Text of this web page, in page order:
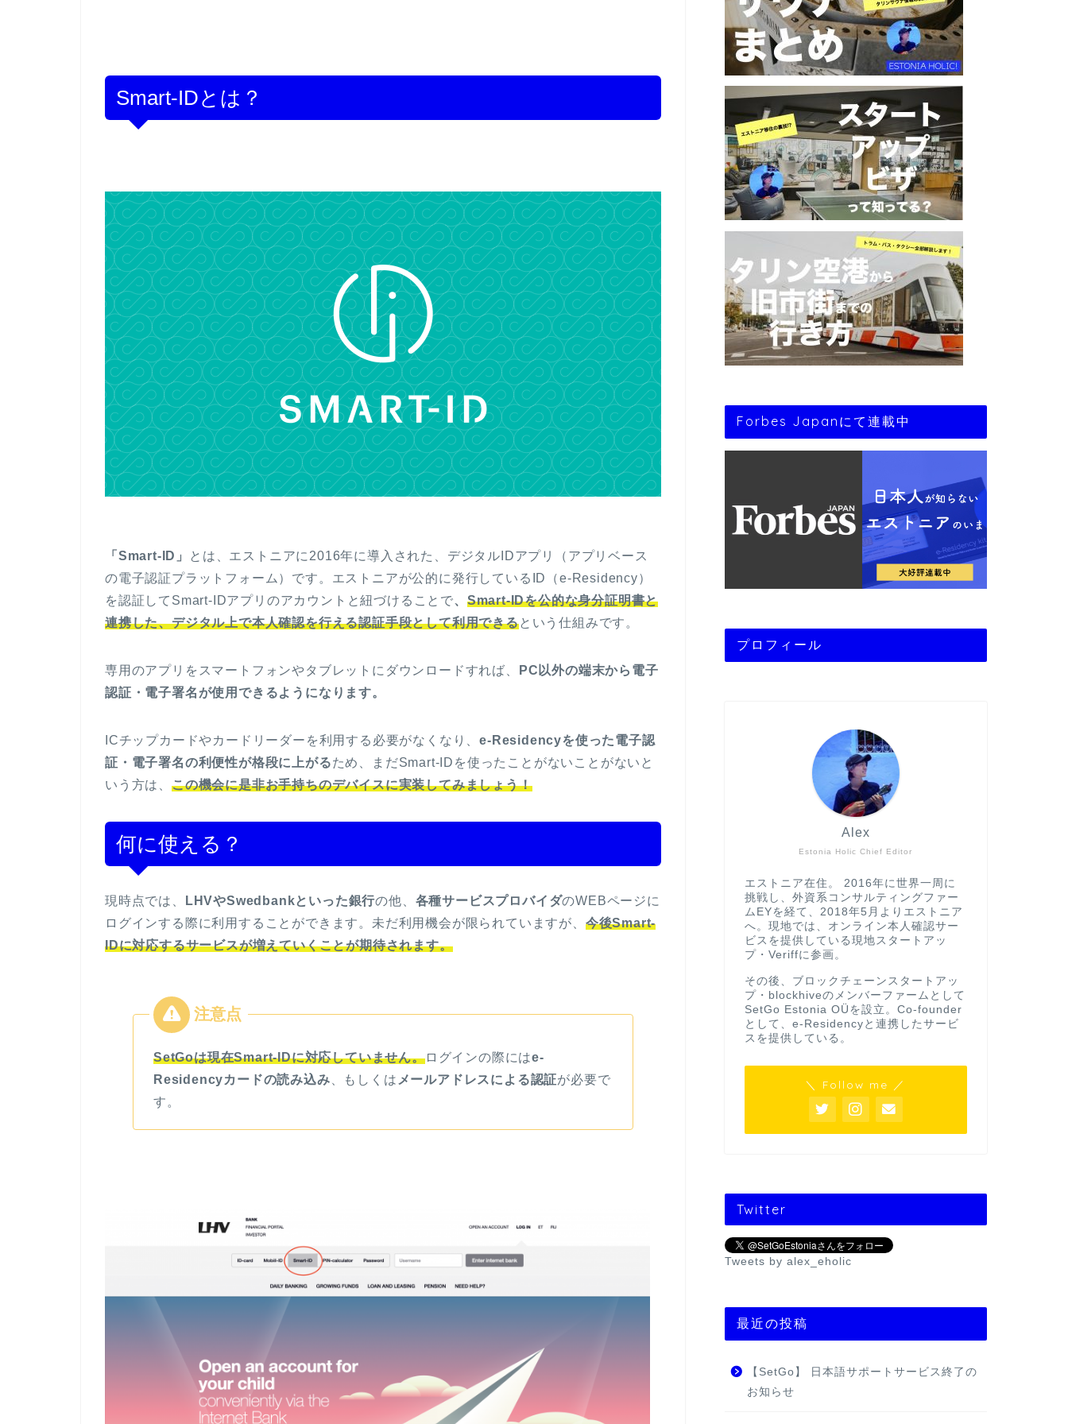
Smart-IDとは？
「Smart-ID」
とは、エストニアに2016年に導入された、デジタルIDアプリ（アプリベース
の電子認証プラットフォーム）です。エストニアが公的に発行しているID（e-Residency）
を認証してSmart-IDアプリのアカウントと紐づけることで、 Smart-IDを公的な身分証明書と
連携した、デジタル上で本人確認を行える認証手段として利用できるという仕組みです。
専用のアプリをスマートフォンやタブレットにダウンロードすれば、
PC以外の端末から電子
認証・電子署名が使用できるようになります。
ICチップカードやカードリーダーを利用する必要がなくなり、e-Residencyを使った電子認
証・電子署名の利便性が格段に上がるため、まだSmart-IDを使ったことがないことがないと
いう方は、 この機会に是非お手持ちのデバイスに実装してみましょう！
何に使える？
現時点では、 LHVやSwedbankといった銀行の他、 各種サービスプロバイダのWEBページに
ログインする際に利用することができます。未だ利用機会が限られていますが、 今後Smart-
IDに対応するサービスが増えていくことが期待されます。
SetGoは現在Smart-IDに対応していません。ログインの際にはe-
Residencyカードの読み込み 、もしくは メールアドレスによる認証が必要で
す。
Forbes Japanにて連載中
プロフィール
Estonia Holic Chief Editor
Alex
エストニア在住。 2016年に世界一周に
挑戦し、外資系コンサルティングファー
ムEYを経て、2018年5月よりエストニア
へ。現地では、オンライン本人確認サー
ビスを提供している現地スタートアッ
プ・Veriffに参画。
その後、ブロックチェーンスタートアッ
プ・blockhiveのメンバーファームとして
SetGo Estonia OÜを設立。Co-founder
として、e-Residencyと連携したサービ
スを提供している。
＼ Follow me ／
Twitter
Tweets by alex_eholic
最近の投稿
【SetGo】 日本語サポートサービス終了の
お知らせ